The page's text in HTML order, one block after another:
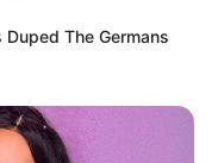
The Germans